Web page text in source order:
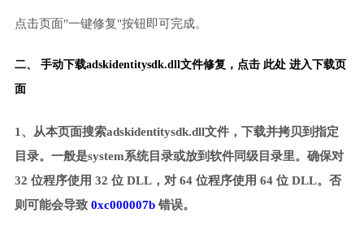
点击页面"一键修复"按钮即可完成。
二、 手动下载adskidentitysdk.dll文件修复， 点击 此处 进入下载页
面
1、从本页面搜索adskidentitysdk.dll文件，下载并拷贝到指定
目录。一般是system系统目录或放到软件同级目录里。确保对
32 位程序使用 32 位 DLL，对 64 位程序使用 64 位 DLL。否
则可能会导致 0xc000007b错误。